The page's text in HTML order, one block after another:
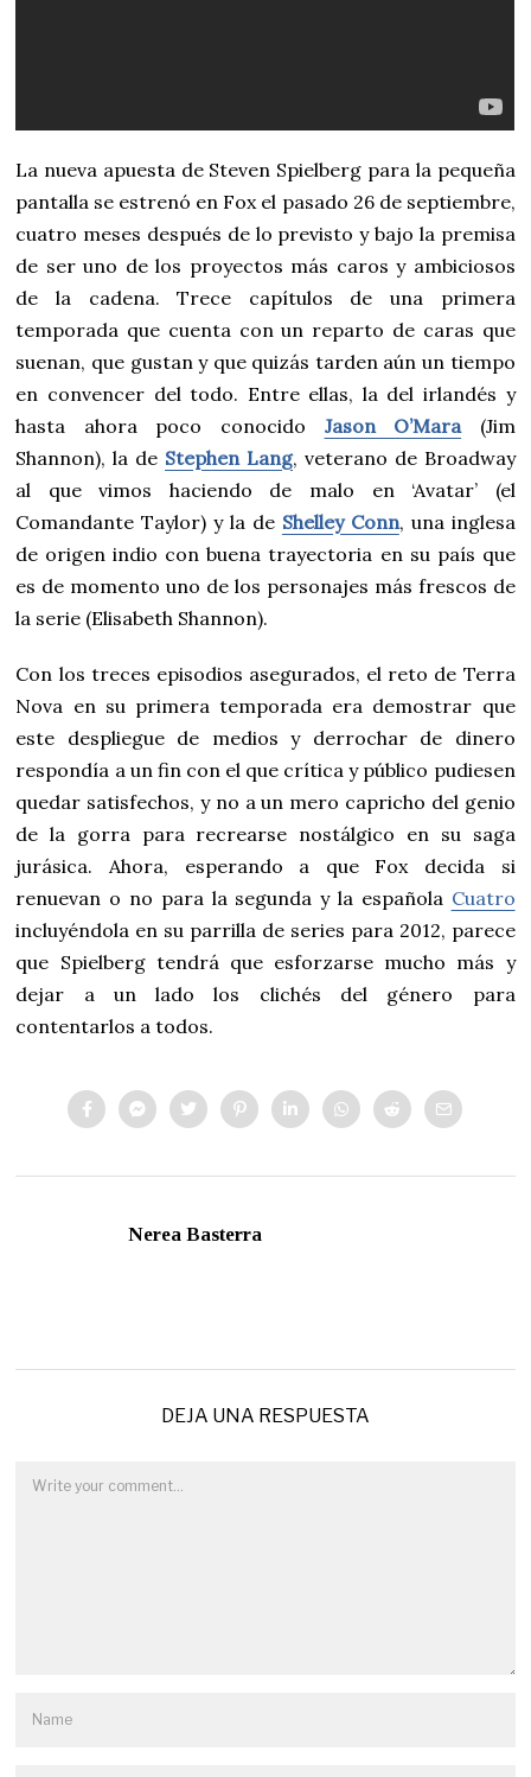
La nueva apuesta de Steven Spielberg para la pequeña
pantalla se estrenó en Fox el pasado 26 de septiembre,
cuatro meses después de lo previsto y bajo la premisa
de ser uno de los proyectos más caros y ambiciosos
de la cadena. Trece capítulos de una primera
temporada que cuenta con un reparto de caras que
suenan, que gustan y que quizás tarden aún un tiempo
en convencer del todo. Entre ellas, la del irlandés y
hasta ahora poco conocido Jason O’Mara(Jim
Shannon), la de Stephen Lang, veterano de Broadway
al que vimos haciendo de malo en ‘Avatar’ (el
Comandante Taylor) y la de Shelley Conn, una inglesa
de origen indio con buena trayectoria en su país que
es de momento uno de los personajes más frescos de
la serie (Elisabeth Shannon).
Con los treces episodios asegurados, el reto de Terra
Nova en su primera temporada era demostrar que
este despliegue de medios y derrochar de dinero
respondía a un fin con el que crítica y público pudiesen
quedar satisfechos, y no a un mero capricho del genio
de la gorra para recrearse nostálgico en su saga
jurásica. Ahora, esperando a que Fox decida si
renuevan o no para la segunda y la española Cuatro
incluyéndola en su parrilla de series para 2012, parece
que Spielberg tendrá que esforzarse mucho más y
dejar a un lado los clichés del género para
contentarlos a todos.
Nerea Basterra
DEJA UNA RESPUESTA